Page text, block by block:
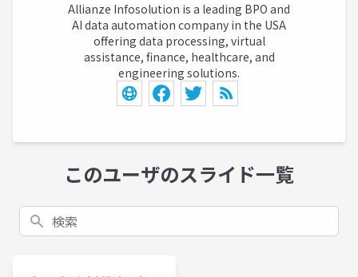
Allianze Infosolution is a leading BPO and
AI data automation company in the USA
offering data processing, virtual
assistance, finance, healthcare, and
engineering solutions.
このユーザのスライド一覧
検索